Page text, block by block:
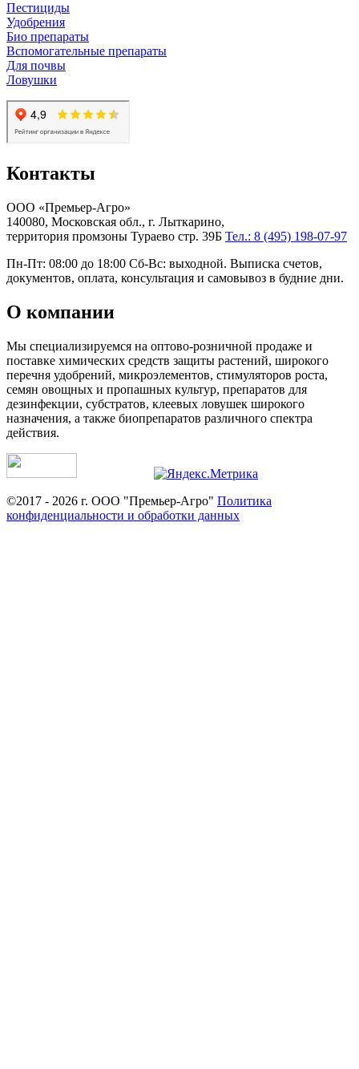
Пестициды
Удобрения
Био препараты
Вспомогательные препараты
Для почвы
Ловушки
Контакты
ООО «Премьер-Агро»
140080, Московская обл., г. Лыткарино,
территория промзоны Тураево стр. 39Б Тел.: 8 (495) 198-07-97
Пн-Пт: 08:00 до 18:00 Сб-Вс: выходной. Выписка счетов,
документов, оплата, консультация и самовывоз в будние дни.
О компании
Мы специализируемся на оптово-розничной продаже и
поставке химических средств защиты растений, широкого
перечня удобрений, микроэлементов, стимуляторов роста,
семян овощных и пропашных культур, препаратов для
дезинфекции, субстратов, клеевых ловушек широкого
назначения, а также биопрепаратов различного спектра
действия.
©2017 - 2026 г. ООО "Премьер-Агро" Политика
конфиденциальности и обработки данных